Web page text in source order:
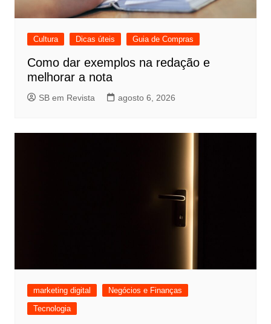
Cultura Dicas úteis Guia de Compras
Como dar exemplos na redação e
melhorar a nota
SB em Revista agosto 6, 2026
marketing digital
Negócios e Finanças
Tecnologia